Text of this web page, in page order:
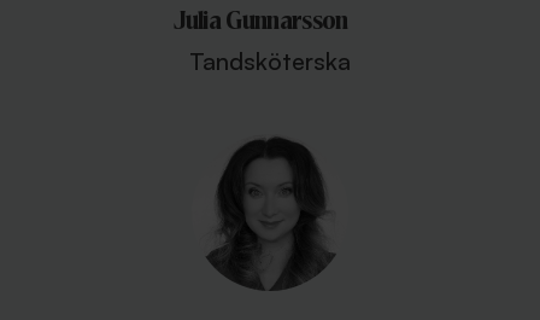
Julia Gunnarsson
Tandsköterska